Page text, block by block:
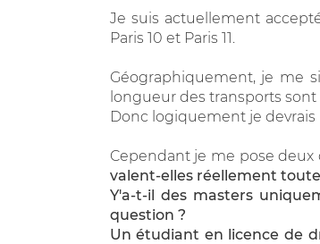
Je suis actuellement
Paris 10 et Paris 11.
Géographiquement, je me
longueur des transports
Donc logiquement je devrais
Cependant je me pose
valent-elles réellement
Y'a-t-il des masters
question ?
Un étudiant en licence de